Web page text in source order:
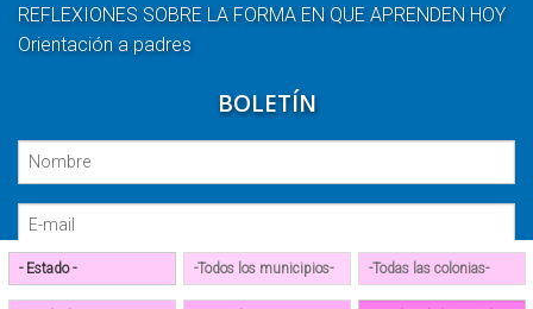
REFLEXIONES SOBRE LA FORMA EN QUE APRENDEN HOY
Orientación a padres
BOLETÍN
Suscribirse